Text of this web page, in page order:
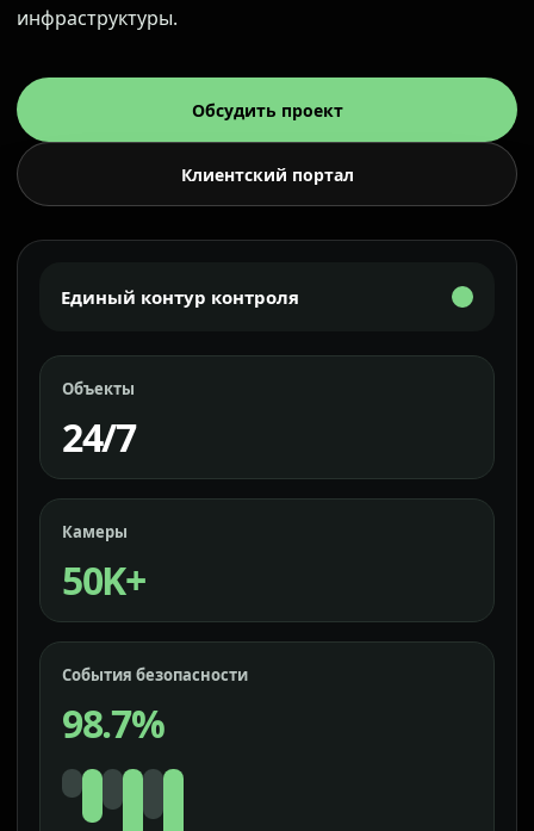
инфраструктуры.
Обсудить проект
Клиентский портал
Единый контур контроля
Объекты
24/7
Камеры
50K+
События безопасности
98.7%